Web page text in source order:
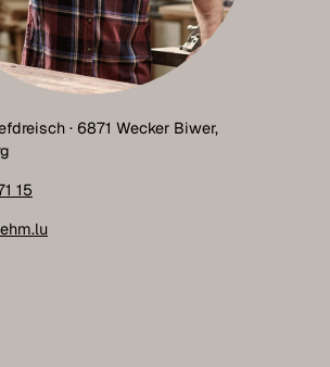
· 6871 Wecker Biwer,
15